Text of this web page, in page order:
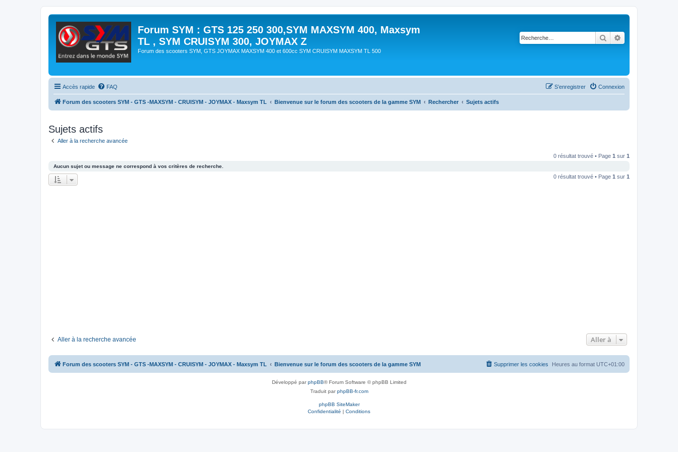
Forum SYM : GTS 125 250 300,SYM MAXSYM 400, Maxsym
TL , SYM CRUISYM 300, JOYMAX Z
Forum des scooters SYM, GTS JOYMAX MAXSYM 400 et 600cc SYM CRUISYM MAXSYM TL 500
Rechercher
Accès rapide FAQ Connexion
S’enregistrer
Forum des scooters SYM - GTS -MAXSYM - CRUISYM - JOYMAX - Maxsym TL Bienvenue sur le forum des scooters de la gamme SYM Rechercher Sujets actifs
Sujets actifs
Aller à la recherche avancée
0 résultat trouvé • Page 1 sur 1
Aucun sujet ou message ne correspond à vos critères de recherche.
0 résultat trouvé • Page 1 sur 1
Aller à la recherche avancée Aller à
Forum des scooters SYM - GTS -MAXSYM - CRUISYM - JOYMAX - Maxsym TL Bienvenue sur le forum des scooters de la gamme SYM Heures au format UTC+01:00
Supprimer les cookies
Développé parphpBB® Forum Software © phpBB Limited
Traduit parphpBB-fr.com
phpBB SiteMaker
Confidentialité | Conditions